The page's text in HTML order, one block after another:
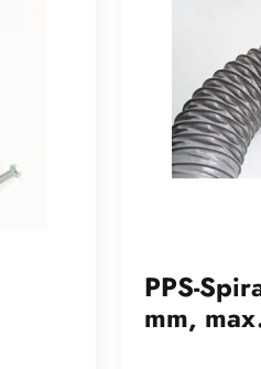
PPS-
mm,